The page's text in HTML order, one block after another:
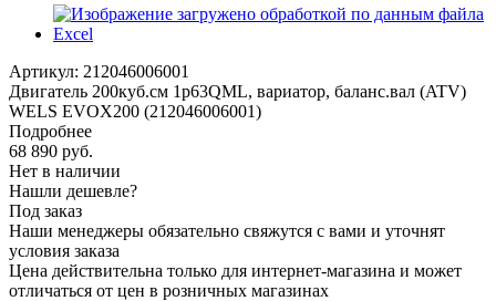
Артикул: 212046006001
Двигатель 200куб.см 1p63QML, вариатор, баланс.вал (ATV)
WELS EVOX200 (212046006001)
Подробнее
68 890 руб.
Нет в наличии
Нашли дешевле?
Под заказ
Наши менеджеры обязательно свяжутся с вами и уточнят
условия заказа
Цена действительна только для интернет-магазина и может
отличаться от цен в розничных магазинах